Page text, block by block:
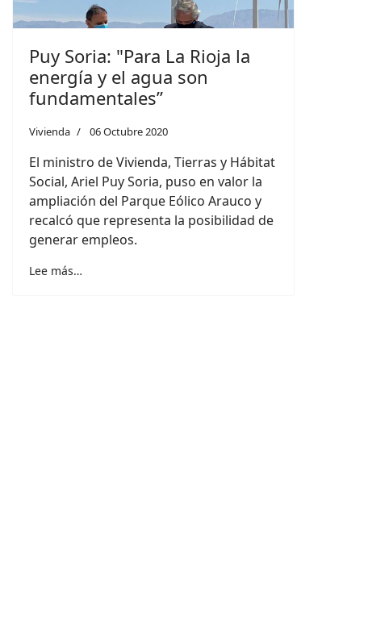
Puy Soria: "Para La Rioja la
energía y el agua son
fundamentales”
Vivienda 06 Octubre 2020
El ministro de Vivienda, Tierras y Hábitat
Social, Ariel Puy Soria, puso en valor la
ampliación del Parque Eólico Arauco y
recalcó que representa la posibilidad de
generar empleos.
Lee más…